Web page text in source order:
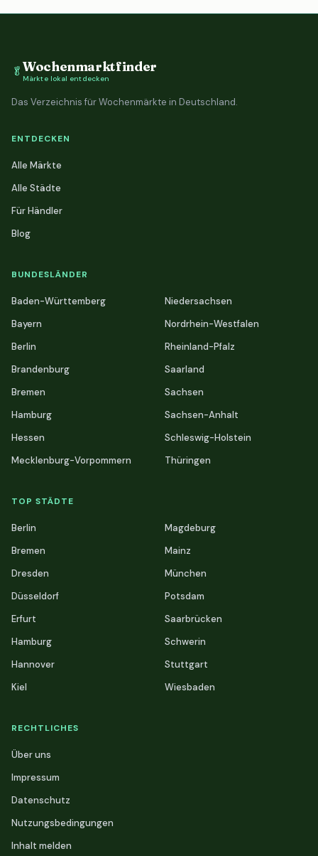
🥬Wochenmarktfinder
Märkte lokal entdecken
Das Verzeichnis für Wochenmärkte in Deutschland.
ENTDECKEN
Alle Märkte
Alle Städte
Für Händler
Blog
BUNDESLÄNDER
Baden-Württemberg
Bayern
Berlin
Brandenburg
Bremen
Hamburg
Hessen
Mecklenburg-Vorpommern
Niedersachsen
Nordrhein-Westfalen
Rheinland-Pfalz
Saarland
Sachsen
Sachsen-Anhalt
Schleswig-Holstein
Thüringen
TOP STÄDTE
Berlin
Bremen
Dresden
Düsseldorf
Erfurt
Hamburg
Hannover
Kiel
Magdeburg
Mainz
München
Potsdam
Saarbrücken
Schwerin
Stuttgart
Wiesbaden
RECHTLICHES
Über uns
Impressum
Datenschutz
Nutzungsbedingungen
Inhalt melden